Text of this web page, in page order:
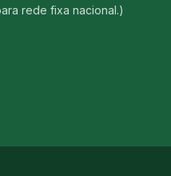
rede fixa nacional.)